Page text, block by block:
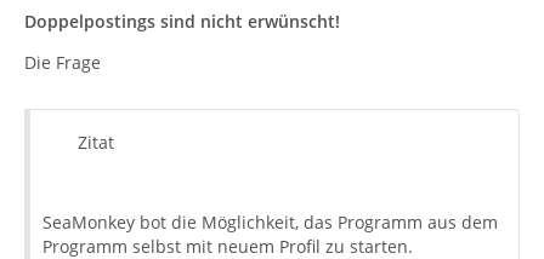
Doppelpostings sind nicht erwünscht!
Die Frage
Zitat
SeaMonkey bot die Möglichkeit, das Programm aus dem
Programm selbst mit neuem Profil zu starten.